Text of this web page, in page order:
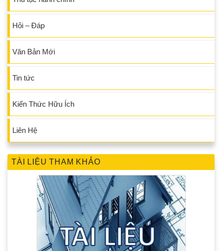
Hỏi – Đáp
Văn Bản Mới
Tin tức
Kiến Thức Hữu Ích
Liên Hệ
TÀI LIỆU THAM KHẢO